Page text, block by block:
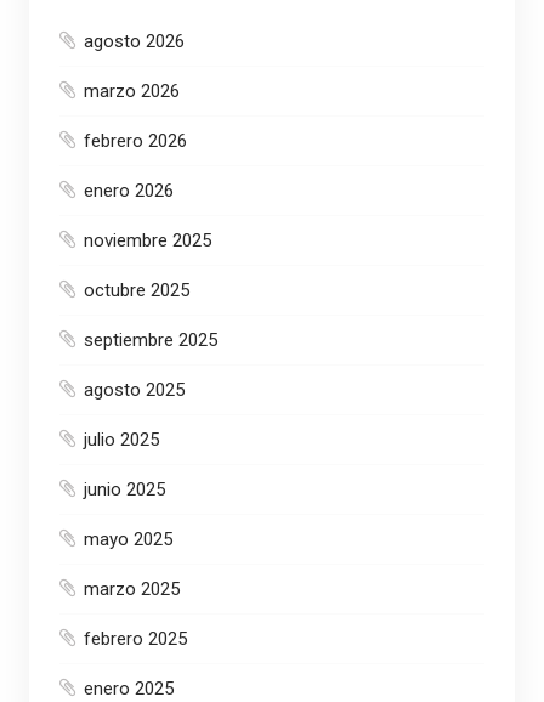
agosto 2026
marzo 2026
febrero 2026
enero 2026
noviembre 2025
octubre 2025
septiembre 2025
agosto 2025
julio 2025
junio 2025
mayo 2025
marzo 2025
febrero 2025
enero 2025